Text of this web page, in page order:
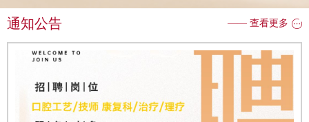
人工程”之“劳育赋能精技能，医心筑梦践匠心” 专业技
能实践活动正式启航！为深入贯彻职业教育“以赛促
教、以赛促学、以赛促改、以赛促建”的育人理念，紧
扣医学技术类专业人才培养目标，强化学生实践动手
通知公告 —— 查看更多